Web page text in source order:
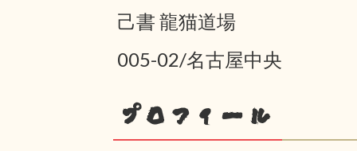
己書 龍猫道場
005-02/名古屋中央
プロフィール